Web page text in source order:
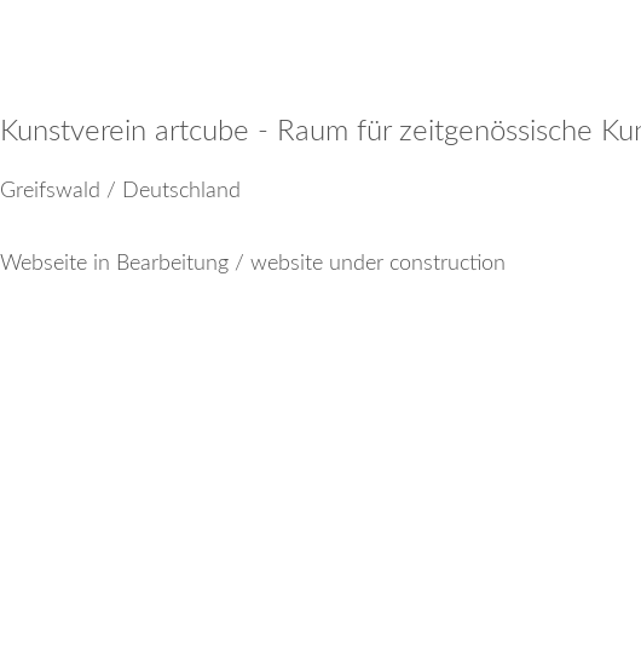
Kunstverein artcube - Raum für zeitgenössische
Greifswald / Deutschland
Webseite in Bearbeitung / website under construction